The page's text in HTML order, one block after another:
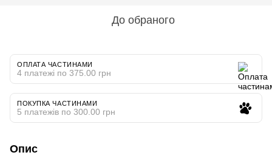
До обраного
ОПЛАТА ЧАСТИНАМИ
4 платежі по 375.00 грн
ПОКУПКА ЧАСТИНАМИ
5 платежів по 300.00 грн
Опис